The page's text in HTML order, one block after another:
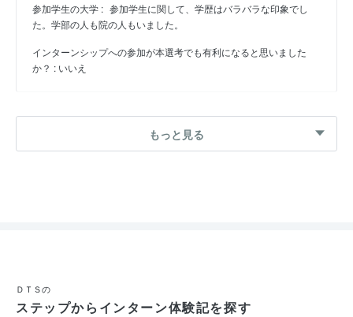
参加学生の大学 : 参加学生に関して、学歴はバラバラな印象でし
た。学部の人も院の人もいました。
インターンシップへの参加が本選考でも有利になると思いました
か？ : いいえ
参加人数 : 30人
もっと見る
ＤＴＳの
ステップからインターン体験記を探す